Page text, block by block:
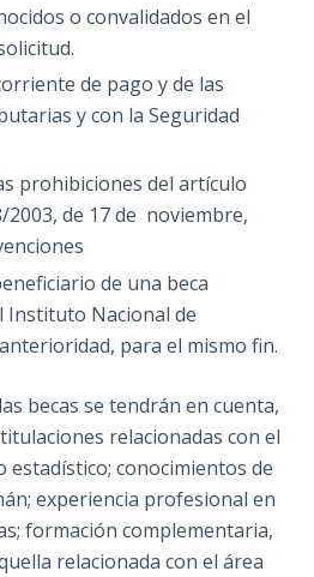
o convalidados en el
de pago y de las
y con la Seguridad
prohibiciones del artículo
2003, de 17 de noviembre,
de una beca
Instituto Nacional de
para el mismo fin.
becas se tendrán en cuenta,
relacionadas con el
estadístico; conocimientos de
experiencia profesional en
formación complementaria,
relacionada con el área